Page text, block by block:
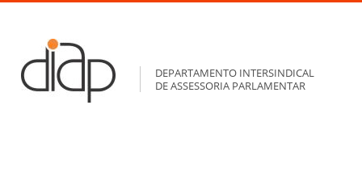
DEPARTAMENTO INTERSINDICAL
DE ASSESSORIA PARLAMENTAR